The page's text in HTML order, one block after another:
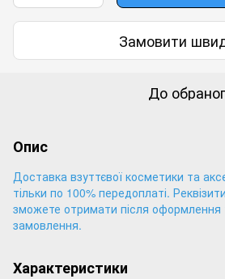
Замовити
До
Опис
Доставка взуттєвої косметики та
тільки по 100% передоплаті.
зможете отримати після оформлення
замовлення.
Характеристики